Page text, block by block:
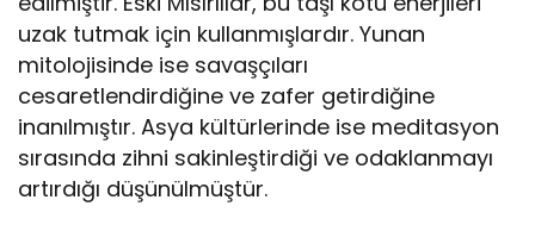
uzak tutmak için kullanmışlardır. Yunan
mitolojisinde ise savaşçıları
cesaretlendirdiğine ve zafer getirdiğine
inanılmıştır. Asya kültürlerinde ise meditasyon
sırasında zihni sakinleştirdiği ve odaklanmayı
artırdığı düşünülmüştür.